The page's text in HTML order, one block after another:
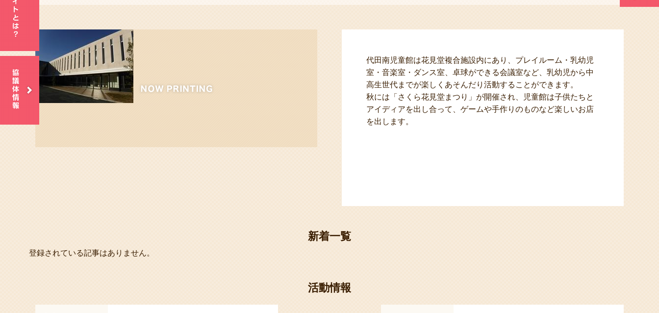
代田南児童館は花見堂複合施設内にあり、プレイルーム・乳幼児
室・音楽室・ダンス室、卓球ができる会議室など、乳幼児から中
高生世代までが楽しくあそんだり活動することができます。
秋には「さくら花見堂まつり」が開催され、児童館は子供たちと
アイディアを出し合って、ゲームや手作りのものなど楽しいお店
を出します。
新着一覧
登録されている記事はありません。
活動情報